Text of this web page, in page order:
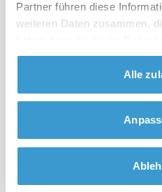
Partner führen diese
weiteren Daten zusammen,
gesammelt haben.
Alle
DJ in Ihrer Region?
Überprüfen Sie Ihren